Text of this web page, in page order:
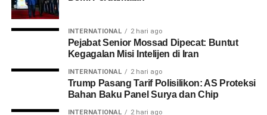
INTERNATIONAL 2 hari ago
Pejabat Senior Mossad Dipecat: Buntut
Kegagalan Misi Intelijen di Iran
INTERNATIONAL 2 hari ago
Trump Pasang Tarif Polisilikon: AS Proteksi
Bahan Baku Panel Surya dan Chip
INTERNATIONAL 2 hari ago